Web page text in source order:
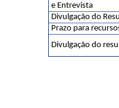
e Entrevista
Divulgação do
Prazo para
Divulgação do